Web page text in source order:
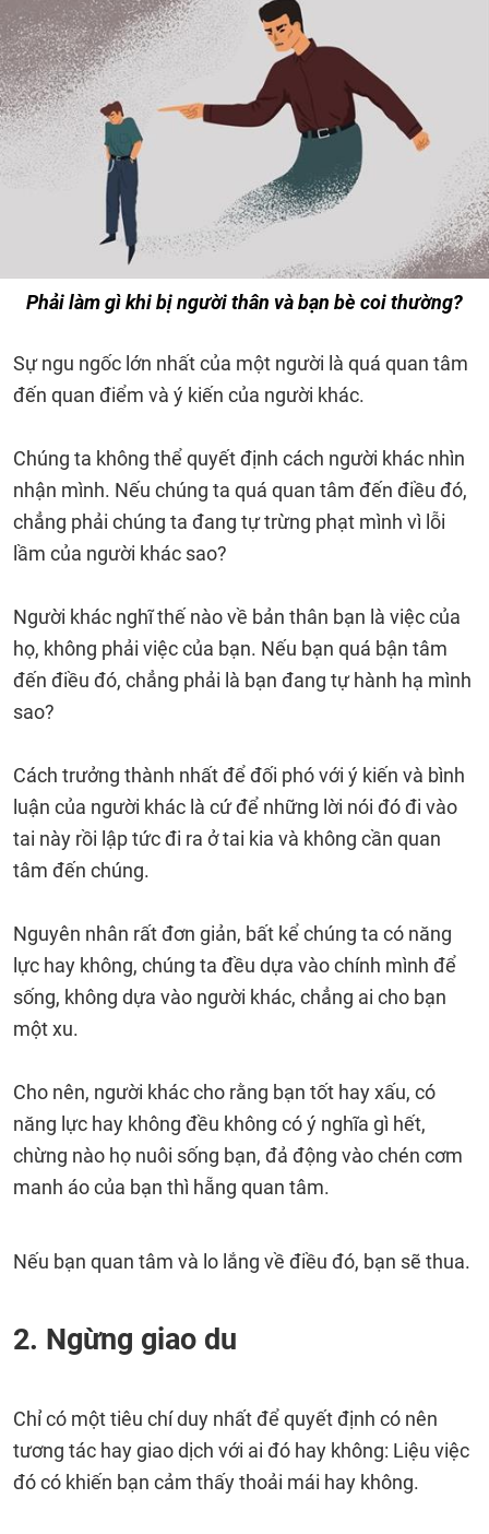
Phải làm gì khi bị người thân và bạn bè coi thường?
Sự ngu ngốc lớn nhất của một người là quá quan tâm
đến quan điểm và ý kiến ​​của người khác.
Chúng ta không thể quyết định cách người khác nhìn
nhận mình. Nếu chúng ta quá quan tâm đến điều đó,
chẳng phải chúng ta đang tự trừng phạt mình vì lỗi
lầm của người khác sao?
Người khác nghĩ thế nào về bản thân bạn là việc của
họ, không phải việc của bạn. Nếu bạn quá bận tâm
đến điều đó, chẳng phải là bạn đang tự hành hạ mình
sao?
Cách trưởng thành nhất để đối phó với ý kiến ​​và bình
luận của người khác là cứ để những lời nói đó đi vào
tai này rồi lập tức đi ra ở tai kia và không cần quan
tâm đến chúng.
Nguyên nhân rất đơn giản, bất kể chúng ta có năng
lực hay không, chúng ta đều dựa vào chính mình để
sống, không dựa vào người khác, chẳng ai cho bạn
một xu.
Cho nên, người khác cho rằng bạn tốt hay xấu, có
năng lực hay không đều không có ý nghĩa gì hết,
chừng nào họ nuôi sống bạn, đả động vào chén cơm
manh áo của bạn thì hẵng quan tâm.
Nếu bạn quan tâm và lo lắng về điều đó, bạn sẽ thua.
2. Ngừng giao du
Chỉ có một tiêu chí duy nhất để quyết định có nên
tương tác hay giao dịch với ai đó hay không: Liệu việc
đó có khiến bạn cảm thấy thoải mái hay không.